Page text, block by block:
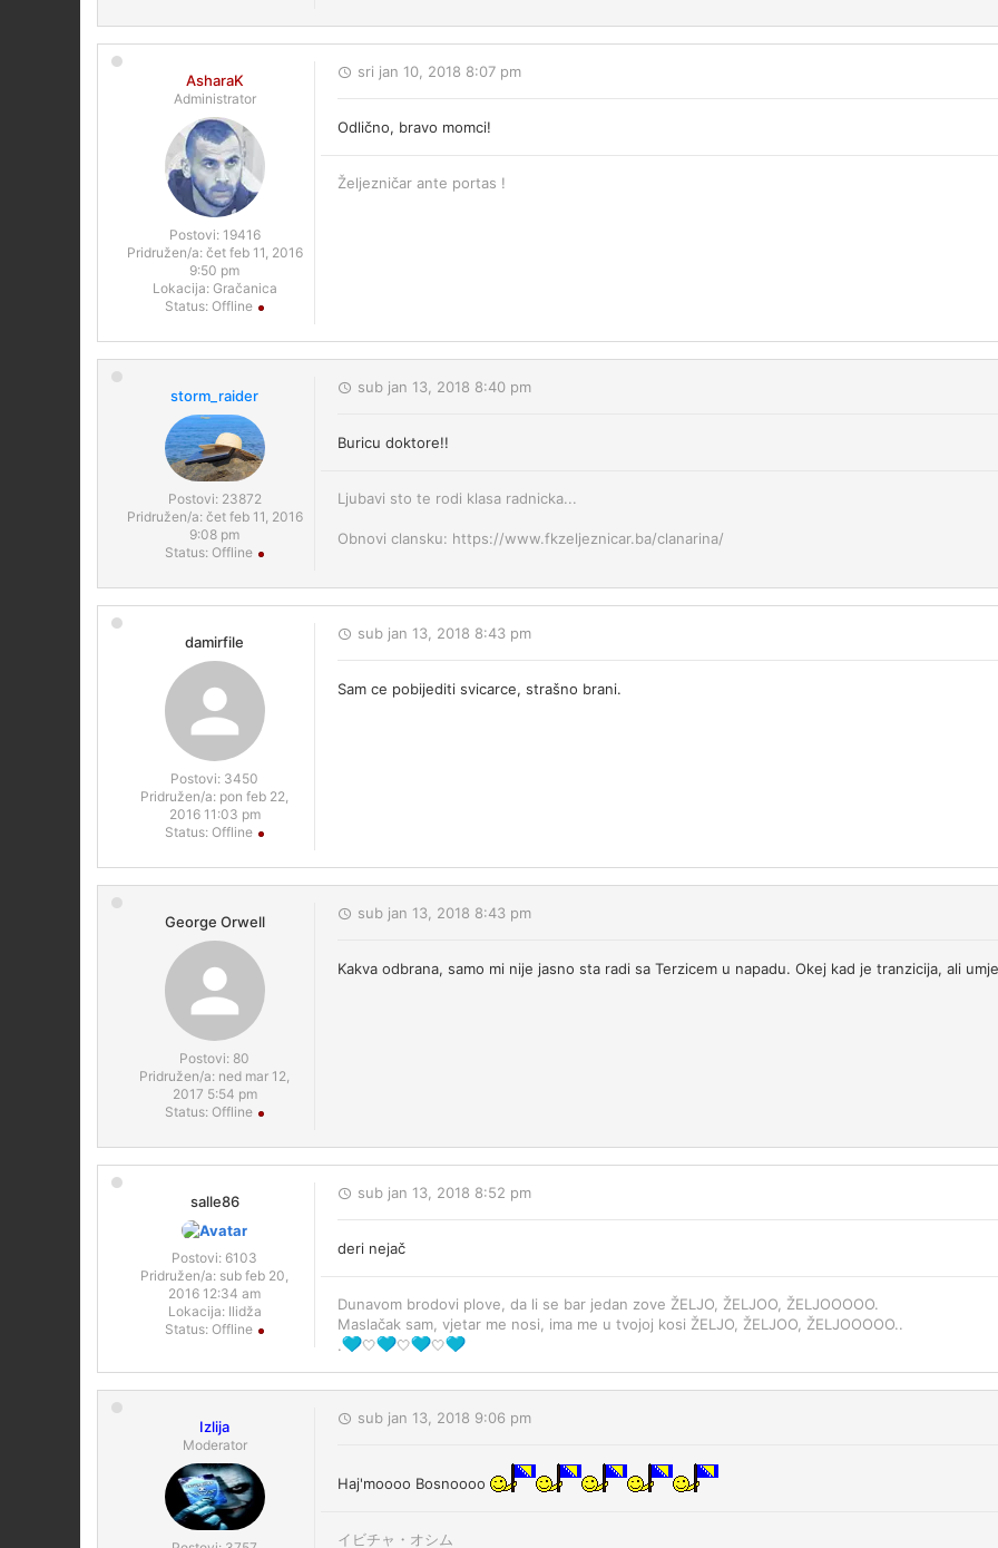
AsharaK
Administrator
Postovi: 19416
Pridružen/a: čet feb 11, 2016
9:50 pm
Lokacija:Gračanica
Status: Offline
sri jan 10, 2018 8:07 pm
Odlično, bravo momci!
Željezničar ante portas !
storm_raider
Postovi: 23872
Pridružen/a: čet feb 11, 2016
9:08 pm
Status: Offline
sub jan 13, 2018 8:40 pm
Buricu doktore!!
Ljubavi sto te rodi klasa radnicka...
Obnovi clansku: https://www.fkzeljeznicar.ba/clanarina/
damirfile
Postovi: 3450
Pridružen/a: pon feb 22,
2016 11:03 pm
Status: Offline
sub jan 13, 2018 8:43 pm
Sam ce pobijediti svicarce, strašno brani.
George Orwell
Postovi: 80
Pridružen/a: ned mar 12,
2017 5:54 pm
Status: Offline
sub jan 13, 2018 8:43 pm
Kakva odbrana, samo mi nije jasno sta radi sa Terzicem u napadu. Okej kad je tranzicija, ali
salle86
Postovi: 6103
Pridružen/a: sub feb 20,
2016 12:34 am
Lokacija:Ilidža
Status: Offline
sub jan 13, 2018 8:52 pm
deri nejač
Dunavom brodovi plove, da li se bar jedan zove ŽELJO, ŽELJOO, ŽELJOOOOO.
Maslačak sam, vjetar me nosi, ima me u tvojoj kosi ŽELJO, ŽELJOO, ŽELJOOOOO..
.
🤍 🤍 🤍
Izlija
Moderator
sub jan 13, 2018 9:06 pm
Haj'moooo Bosnoooo
イビチャ・オシム